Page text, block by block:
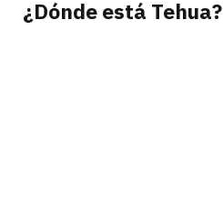
¿Dónde está Tehua?